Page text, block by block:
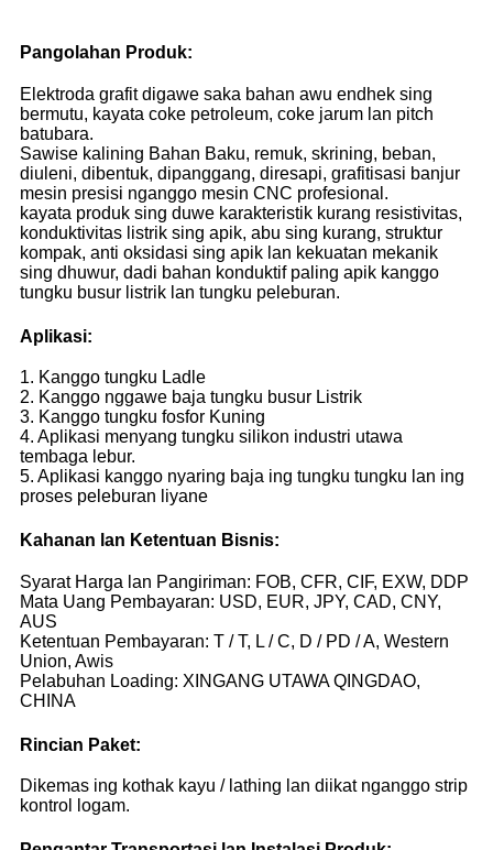
Pangolahan Produk:
Elektroda grafit digawe saka bahan awu endhek sing
bermutu, kayata coke petroleum, coke jarum lan pitch
batubara.
Sawise kalining Bahan Baku, remuk, skrining, beban,
diuleni, dibentuk, dipanggang, diresapi, grafitisasi banjur
mesin presisi nganggo mesin CNC profesional.
kayata produk sing duwe karakteristik kurang resistivitas,
konduktivitas listrik sing apik, abu sing kurang, struktur
kompak, anti oksidasi sing apik lan kekuatan mekanik
sing dhuwur, dadi bahan konduktif paling apik kanggo
tungku busur listrik lan tungku peleburan.
Aplikasi:
1. Kanggo tungku Ladle
2. Kanggo nggawe baja tungku busur Listrik
3. Kanggo tungku fosfor Kuning
4. Aplikasi menyang tungku silikon industri utawa
tembaga lebur.
5. Aplikasi kanggo nyaring baja ing tungku tungku lan ing
proses peleburan liyane
Kahanan lan Ketentuan Bisnis:
Syarat Harga lan Pangiriman: FOB, CFR, CIF, EXW, DDP
Mata Uang Pembayaran: USD, EUR, JPY, CAD, CNY,
AUS
Ketentuan Pembayaran: T / T, L / C, D / PD / A, Western
Union, Awis
Pelabuhan Loading: XINGANG UTAWA QINGDAO,
CHINA
Rincian Paket:
Dikemas ing kothak kayu / lathing lan diikat nganggo strip
kontrol logam.